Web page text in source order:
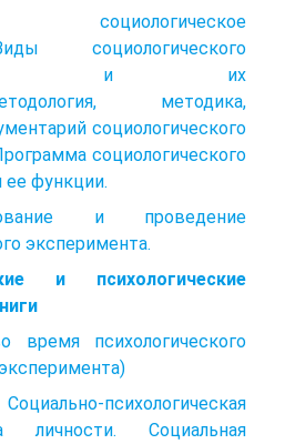
социологическое
социологического
и их
методика,
социологического
социологического
ее функции.
и проведение
эксперимента.
и психологические
время психологического
психологическая
личности. Социальная